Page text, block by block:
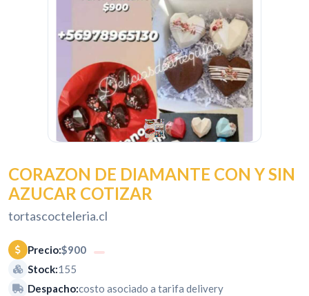
CORAZON DE DIAMANTE CON Y SIN
AZUCAR COTIZAR
tortascocteleria.cl
Precio:$900
Stock:155
Despacho:costo asociado a tarifa delivery